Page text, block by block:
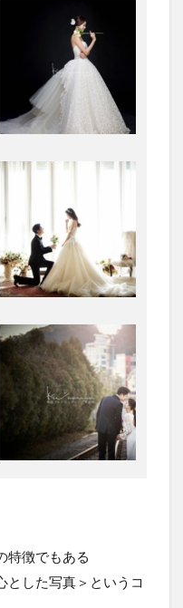
特徴でもある
とした写真＞というコ